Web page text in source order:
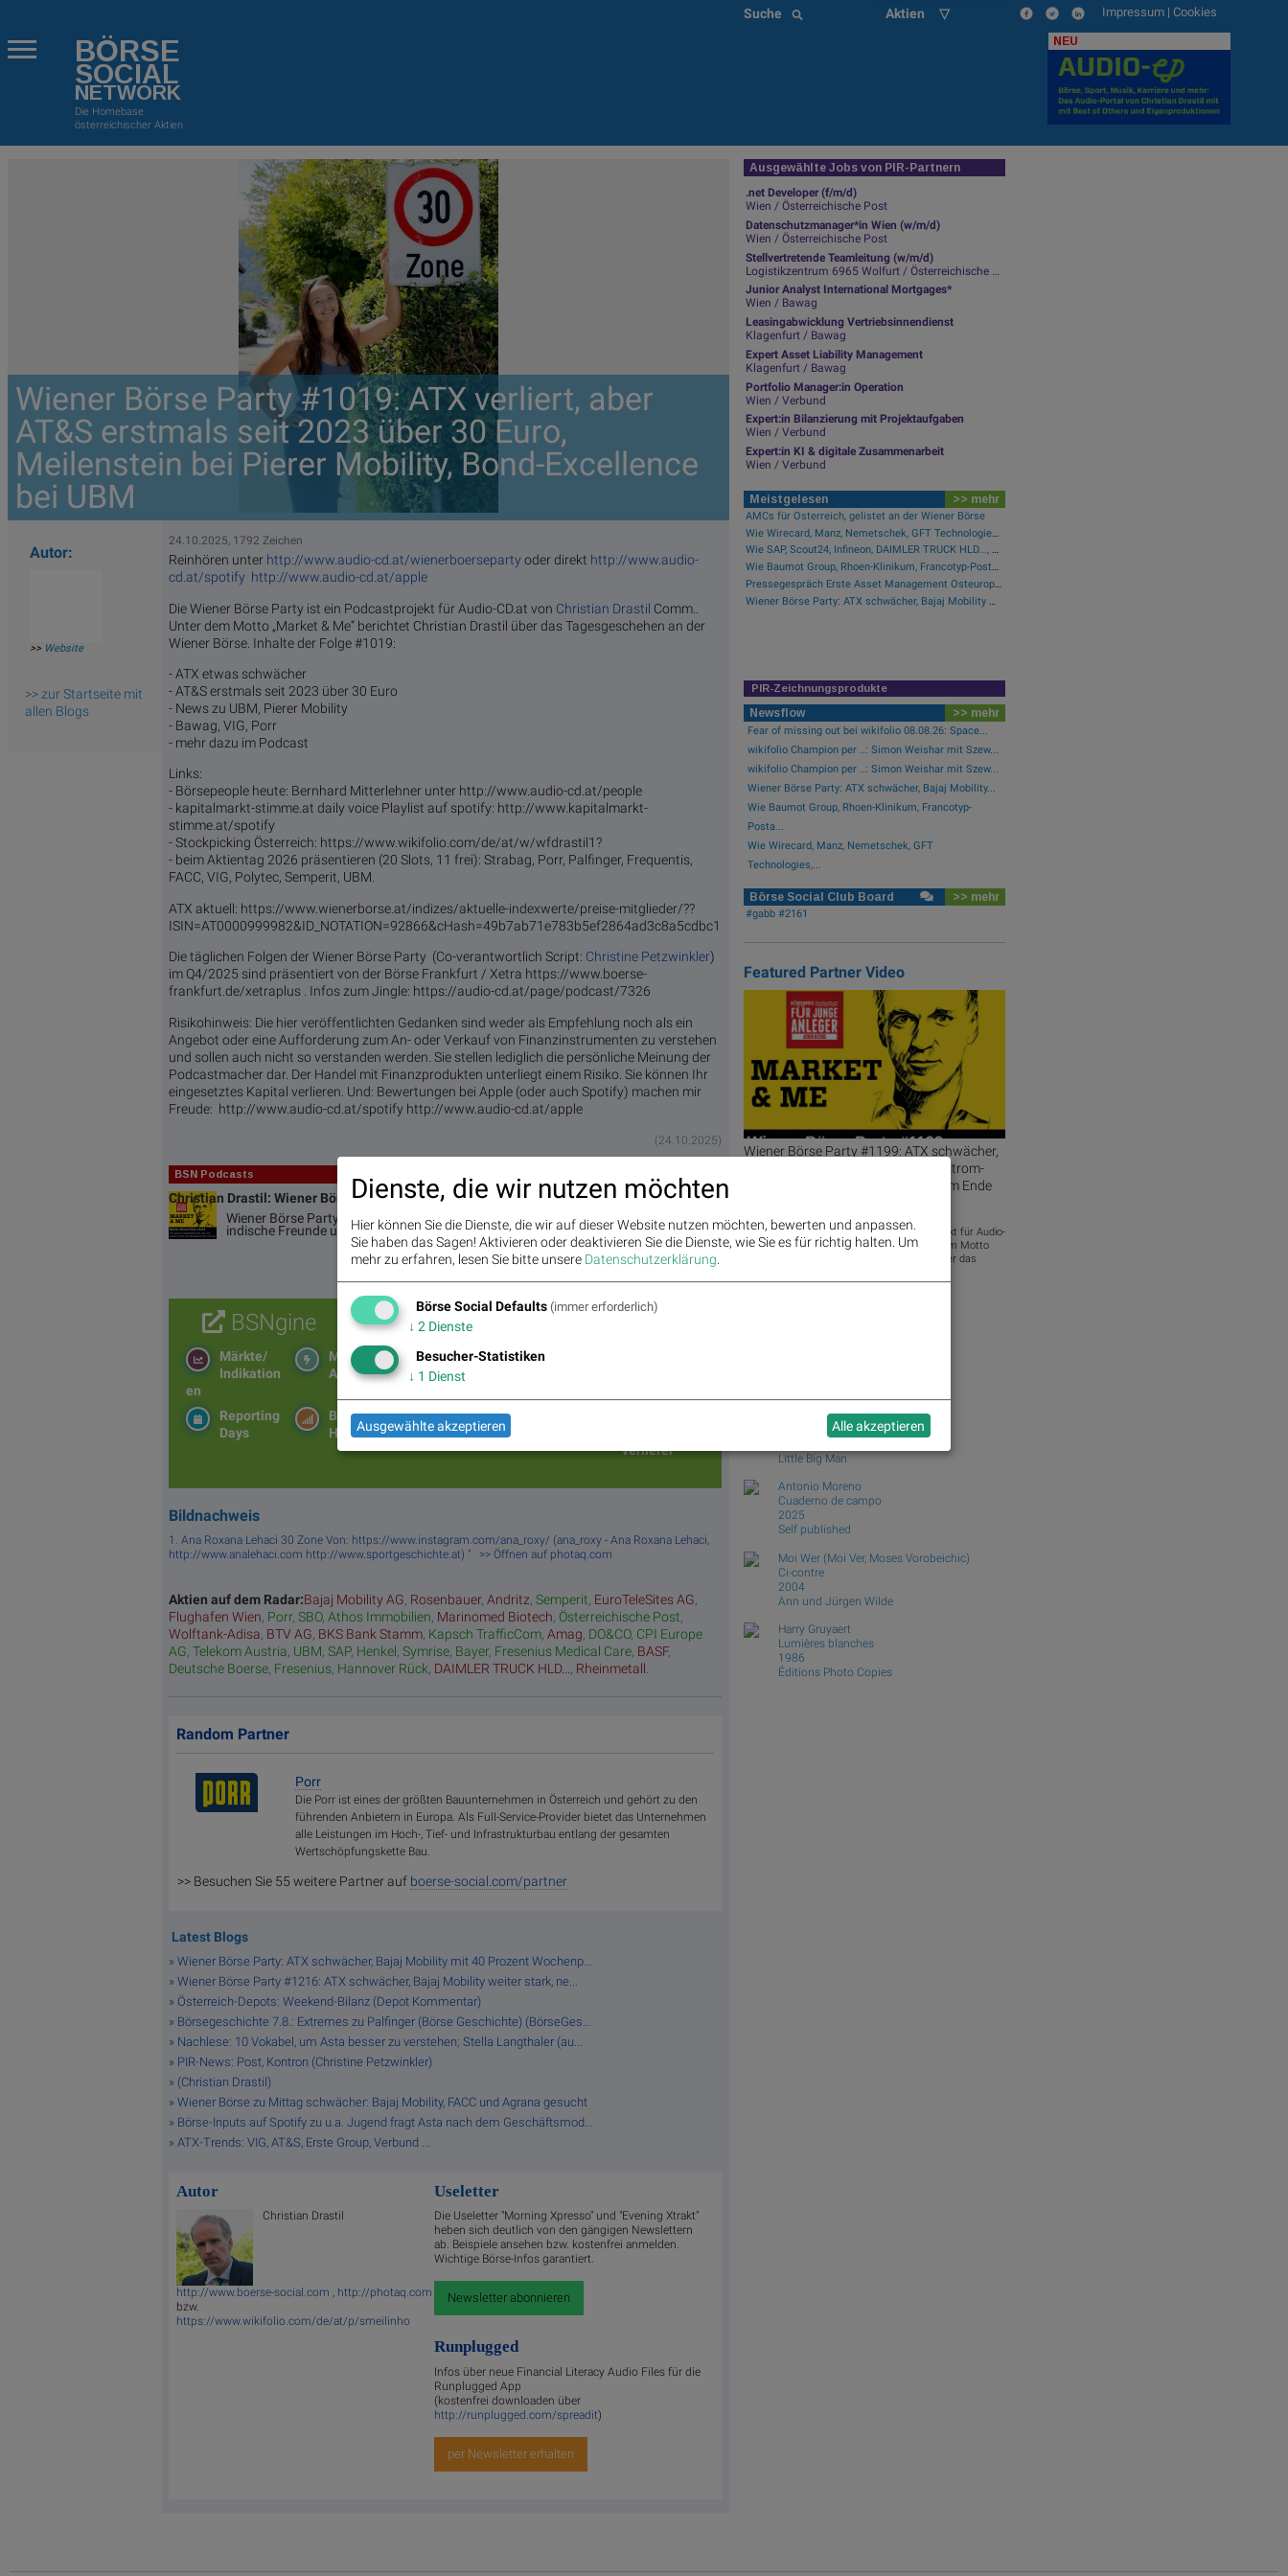
Suche Aktien ▽ Impressum | Cookies
BÖRSE
SOCIAL
NETWORK
Die Homebase
österreichischer Aktien
NEU
Wiener Börse Party #1019: ATX verliert, aber
AT&S erstmals seit 2023 über 30 Euro,
Meilenstein bei Pierer Mobility, Bond-Excellence
bei UBM
Autor:
>> Website
>> zur Startseite mit
allen Blogs
24.10.2025, 1792 Zeichen
Reinhören unter http://www.audio-cd.at/wienerboerseparty oder direkt http://www.audio-
cd.at/spotify http://www.audio-cd.at/apple
Die Wiener Börse Party ist ein Podcastprojekt für Audio-CD.at von Christian Drastil Comm..
Unter dem Motto „Market & Me“ berichtet Christian Drastil über das Tagesgeschehen an der
Wiener Börse. Inhalte der Folge #1019:
- ATX etwas schwächer
- AT&S erstmals seit 2023 über 30 Euro
- News zu UBM, Pierer Mobility
- Bawag, VIG, Porr
- mehr dazu im Podcast
Links:
- Börsepeople heute: Bernhard Mitterlehner unter http://www.audio-cd.at/people
- kapitalmarkt-stimme.at daily voice Playlist auf spotify: http://www.kapitalmarkt-
stimme.at/spotify
- Stockpicking Österreich: https://www.wikifolio.com/de/at/w/wfdrastil1?
- beim Aktientag 2026 präsentieren (20 Slots, 11 frei): Strabag, Porr, Palfinger, Frequentis,
FACC, VIG, Polytec, Semperit, UBM.
ATX aktuell: https://www.wienerborse.at/indizes/aktuelle-indexwerte/preise-mitglieder/??
ISIN=AT0000999982&ID_NOTATION=92866&cHash=49b7ab71e783b5ef2864ad3c8a5cdbc1
Die täglichen Folgen der Wiener Börse Party (Co-verantwortlich Script: Christine Petzwinkler)
im Q4/2025 sind präsentiert von der Börse Frankfurt / Xetra https://www.boerse-
frankfurt.de/xetraplus . Infos zum Jingle: https://audio-cd.at/page/podcast/7326
Risikohinweis: Die hier veröffentlichten Gedanken sind weder als Empfehlung noch als ein
Angebot oder eine Aufforderung zum An- oder Verkauf von Finanzinstrumenten zu verstehen
und sollen auch nicht so verstanden werden. Sie stellen lediglich die persönliche Meinung der
Podcastmacher dar. Der Handel mit Finanzprodukten unterliegt einem Risiko. Sie können Ihr
eingesetztes Kapital verlieren. Und: Bewertungen bei Apple (oder auch Spotify) machen mir
Freude: http://www.audio-cd.at/spotify http://www.audio-cd.at/apple
(24.10.2025)
BSN Podcasts
Christian Drastil: Wiener Börse Plausch
Wiener Börse Party #1216: ATX schwächer, Bajaj Mobility weiter stark, neue
indische Freunde und Rajiv Bajaj mein Man of the Day
BSNgine
Matrix
Moving
Averages
Märkte/
Indikation
en
verlierer
Umsatz
BS-
Hitparade
Reporting
Days
Bildnachweis
1. Ana Roxana Lehaci 30 Zone Von: https://www.instagram.com/ana_roxy/ (ana_roxy - Ana Roxana Lehaci,
http://www.analehaci.com http://www.sportgeschichte.at) " >> Öffnen auf photaq.com
Aktien auf dem Radar:Bajaj Mobility AG, Rosenbauer,Andritz,Semperit, EuroTeleSites AG,
Flughafen Wien, Porr,SBO,Athos Immobilien, Marinomed Biotech, Österreichische Post,
Wolftank-Adisa, BTV AG, BKS Bank Stamm, Kapsch TrafficCom,Amag, DO&CO, CPI Europe
AG,Telekom Austria, UBM,SAP, Henkel,Symrise, Bayer, Fresenius Medical Care, BASF,
Deutsche Boerse, Fresenius, Hannover Rück, DAIMLER TRUCK HLD... , Rheinmetall
Random Partner
Porr
Die Porr ist eines der größten Bauunternehmen in Österreich und gehört zu den
führenden Anbietern in Europa. Als Full-Service-Provider bietet das Unternehmen
alle Leistungen im Hoch-, Tief- und Infrastrukturbau entlang der gesamten
Wertschöpfungskette Bau.
>> Besuchen Sie 55 weitere Partner auf boerse-social.com/partner
Latest Blogs
» Wiener Börse Party: ATX schwächer, Bajaj Mobility mit 40 Prozent Wochenp...
» Wiener Börse Party #1216: ATX schwächer, Bajaj Mobility weiter stark, ne...
» Österreich-Depots: Weekend-Bilanz (Depot Kommentar)
» Börsegeschichte 7.8.: Extremes zu Palfinger (Börse Geschichte) (BörseGes...
» Nachlese: 10 Vokabel, um Asta besser zu verstehen; Stella Langthaler (au...
» PIR-News: Post, Kontron (Christine Petzwinkler)
» (Christian Drastil)
» Wiener Börse zu Mittag schwächer: Bajaj Mobility, FACC und Agrana gesucht
» Börse-Inputs auf Spotify zu u.a. Jugend fragt Asta nach dem Geschäftsmod...
» ATX-Trends: VIG, AT&S, Erste Group, Verbund ...
Autor
Christian Drastil
http://www.boerse-social.com
http://photaq.com
bzw.
https://www.wikifolio.com/de/at/p/smeilinho
Useletter
Die Useletter "Morning Xpresso" und "Evening Xtrakt"
heben sich deutlich von den gängigen Newslettern
ab. Beispiele ansehen bzw. kostenfrei anmelden.
Wichtige Börse-Infos garantiert.
Newsletter abonnieren
Runplugged
Infos über neue Financial Literacy Audio Files für die
Runplugged App
(kostenfrei downloaden über
http://runplugged.com/spreadit)
per Newsletter erhalten
Ausgewählte Jobs von PIR-Partnern
.net Developer (f/m/d)
Wien / Österreichische Post
Datenschutzmanager*in Wien (w/m/d)
Wien / Österreichische Post
Stellvertretende Teamleitung (w/m/d)
Logistikzentrum 6965 Wolfurt / Österreichische Post
Junior Analyst International Mortgages*
Wien / Bawag
Leasingabwicklung Vertriebsinnendienst
Klagenfurt / Bawag
Expert Asset Liability Management
Klagenfurt / Bawag
Portfolio Manager:in Operation
Wien / Verbund
Expert:in Bilanzierung mit Projektaufgaben
Wien / Verbund
Expert:in KI & digitale Zusammenarbeit
Wien / Verbund
Meistgelesen >> mehr
AMCs für Österreich, gelistet an der Wiener Börse
Wie Wirecard, Manz, Nemetschek, GFT Technologies, SAP und Rocket Internet für Gesprächsstoff sorgten
Wie SAP, Scout24, Infineon, DAIMLER TRUCK HLD..., Zalando und Allianz für Gesprächsstoff im DAX sorgten
Wie Baumot Group, Rhoen-Klinikum, Francotyp-Postalia, Tele Columbus, European Lithium und Lanxess für Gesprächsstoff sorgten
Pressegespräch Erste Asset Management Osteuropa Aktien
Wiener Börse Party: ATX schwächer, Bajaj Mobility mit 40 Prozent Wochenplus und vielleicht Momentum aus Indien (Podcast)
PIR-Zeichnungsprodukte
Newsflow >> mehr
Fear of missing out bei wikifolio 08.08.26: Space...
wikifolio Champion per ..: Simon Weishar mit Szew...
wikifolio Champion per ..: Simon Weishar mit Szew...
Wiener Börse Party: ATX schwächer, Bajaj Mobility...
Wie Baumot Group, Rhoen-Klinikum, Francotyp-
Posta...
Wie Wirecard, Manz, Nemetschek, GFT
Technologies,...
Börse Social Club Board >> mehr
#gabb #2161
Featured Partner Video
Wiener Börse Party #1199: ATX schwächer,
Sommerloch als Beleidigung, oekostrom-
Season startet, Bawag-Serie und am Ende
Die Wiener Börse Party ist ein Podcastprojekt für Audio-
CD.at von Christian Drastil Comm.. Unter dem Motto
„Market & Me“ berichtet Christian Drastil über das
Keizo Kitajima
USSR 1991
Little Big Man
Antonio Moreno
Cuaderno de campo
2025
Self published
Moi Wer (Moi Ver, Moses Vorobeichic)
Ci-contre
2004
Ann und Jürgen Wilde
Harry Gruyaert
Lumières blanches
1986
Éditions Photo Copies
Dienste, die wir nutzen möchten
Hier können Sie die Dienste, die wir auf dieser Website nutzen möchten, bewerten und anpassen.
Sie haben das Sagen! Aktivieren oder deaktivieren Sie die Dienste, wie Sie es für richtig halten. Um
mehr zu erfahren, lesen Sie bitte unsere Datenschutzerklärung.
Börse Social Defaults (immer erforderlich)
↓ 2 Dienste
Besucher-Statistiken
↓ 1 Dienst
Ausgewählte akzeptieren Alle akzeptieren